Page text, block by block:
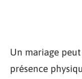
Un mariage
présence